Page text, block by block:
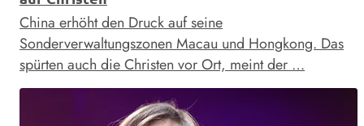
China erhöht den Druck auf seine
Sonderverwaltungszonen Macau und Hongkong. Das
spürten auch die Christen vor Ort, meint der …